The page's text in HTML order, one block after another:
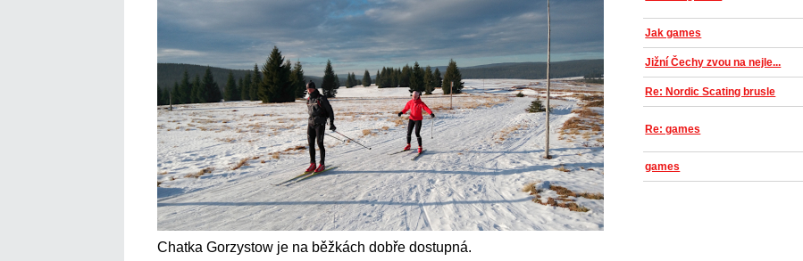
Chatka Gorzystow je na běžkách dobře dostupná.
Jak games
Jižní Čechy zvou na nejle...
Re: Nordic Scating brusle
Re: games
games